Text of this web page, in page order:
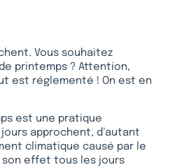
Vous souhaitez
printemps ? Attention,
est réglementé ! On est en
est une pratique
approchent, d’autant
climatique causé par le
effet tous les jours